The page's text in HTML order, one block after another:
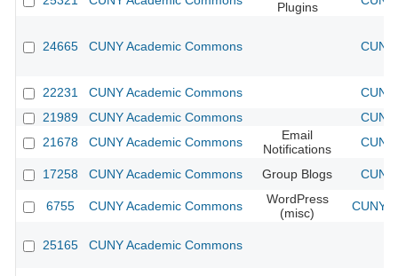
Plugins
24665 CUNY Academic Commons
22231 CUNY Academic Commons
21989
CUNY Academic Commons
21678
CUNY Academic Commons
Email
Notifications
17258 CUNY Academic Commons Group Blogs
6755 CUNY Academic Commons
WordPress
(misc)
CUNY
25165 CUNY Academic Commons